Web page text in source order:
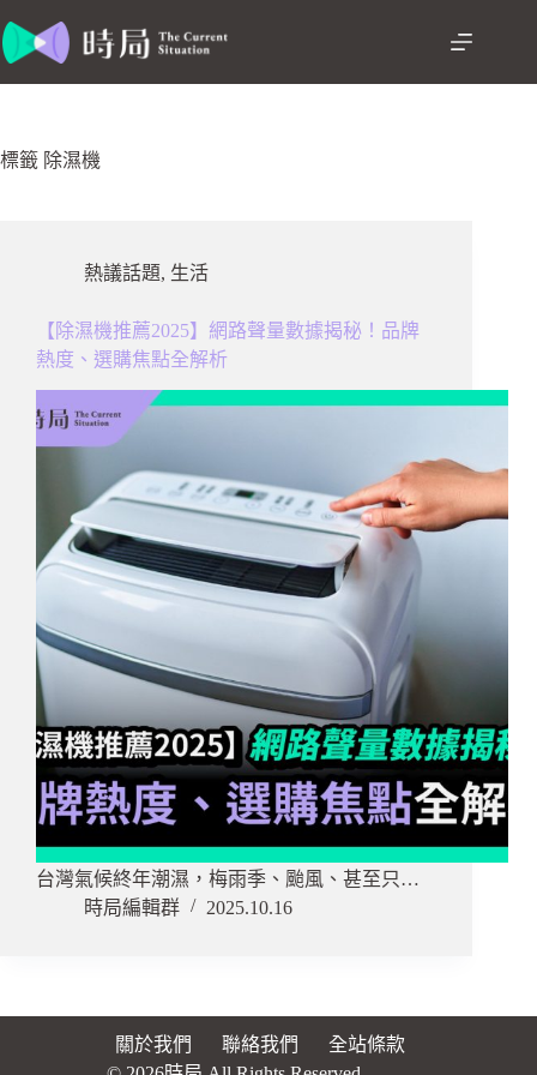
至
容
標籤 除濕機
熱議話題, 生活
【除濕機推薦2025】網路聲量數據揭秘！品牌
熱度、選購焦點全解析
台灣氣候終年潮濕，梅雨季、颱風、甚至只…
時局編輯群
2025.10.16
關於我們 聯絡我們
全站條款